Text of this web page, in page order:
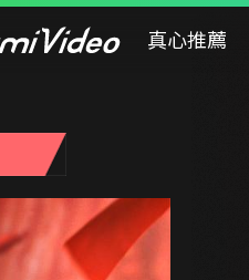
真心推薦